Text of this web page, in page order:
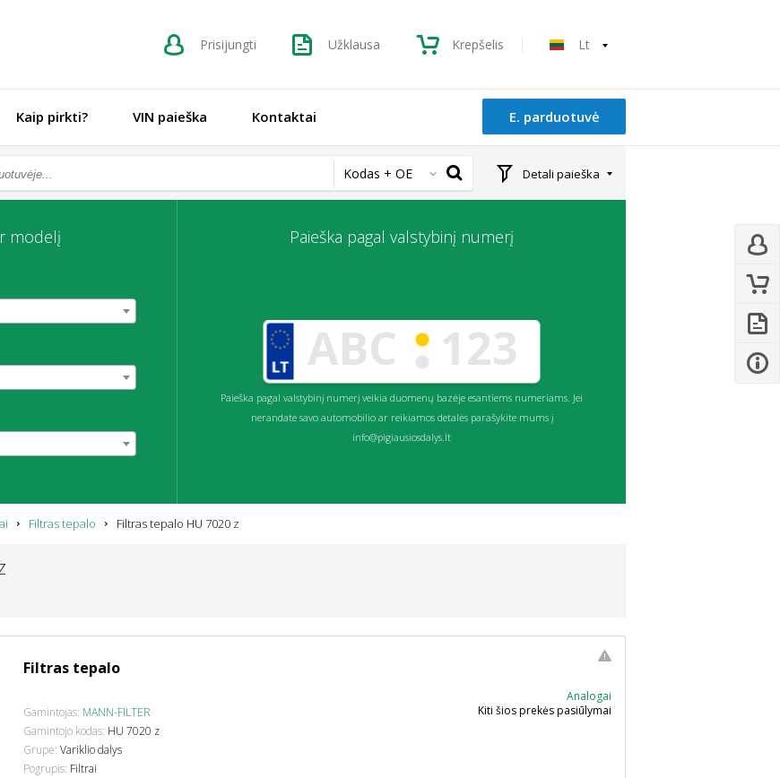
Prisijungti Užklausa Krepšelis Lt
Kaip pirkti? VIN paieška Kontaktai E. parduotuvė
Kodas + OE Detali paieška
modelį Paieška pagal valstybinį numerį
Paieška pagal valstybinį numerį veikia duomenų bazėje esantiems numeriams. Jei
nerandate savo automobilio ar reikiamos detalės parašykite mums į
info@pigiausiosdalys.lt
Filtras tepalo Filtras tepalo HU 7020 z
Filtras tepalo
Gamintojas: MANN-FILTER
Gamintojo kodas: HU 7020 z
Grupė: Variklio dalys
Pogrupis: Filtrai
Analogai
Kiti šios prekės pasiūlymai